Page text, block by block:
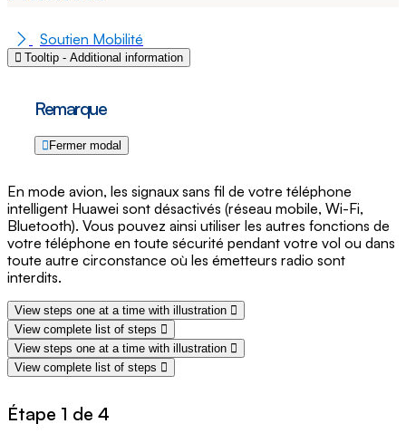
Soutien Mobilité
Tooltip - Additional information
Remarque
Fermer modal
En mode avion, les signaux sans fil de votre téléphone
intelligent Huawei sont désactivés (réseau mobile, Wi-Fi,
Bluetooth). Vous pouvez ainsi utiliser les autres fonctions de
votre téléphone en toute sécurité pendant votre vol ou dans
toute autre circonstance où les émetteurs radio sont
interdits.
View steps one at a time with illustration
View complete list of steps
View steps one at a time with illustration
View complete list of steps
Étape 1 de 4